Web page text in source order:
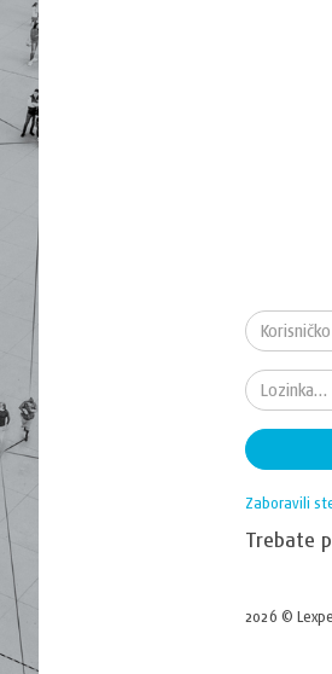
Zaboravili
Trebate
2026 ©